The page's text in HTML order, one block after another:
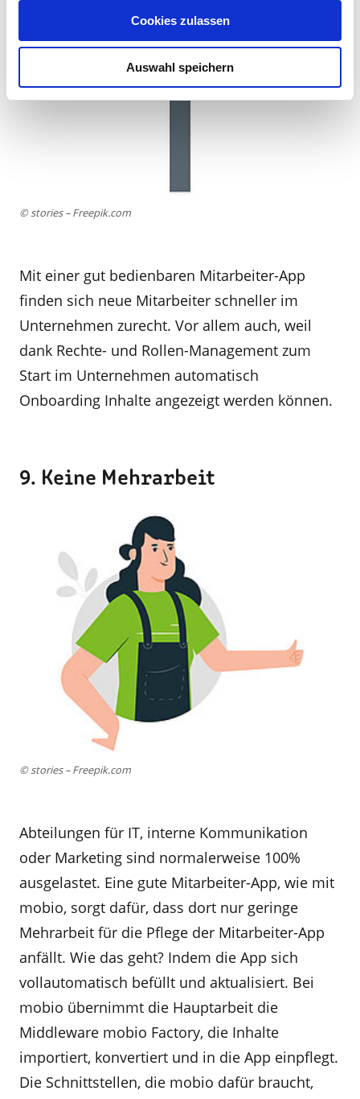
Cookies zulassen
Auswahl speichern
© stories – Freepik.com
Mit einer gut bedienbaren Mitarbeiter-App
finden sich neue Mitarbeiter schneller im
Unternehmen zurecht. Vor allem auch, weil
dank Rechte- und Rollen-Management zum
Start im Unternehmen automatisch
Onboarding Inhalte angezeigt werden können.
9. Keine Mehrarbeit
© stories – Freepik.com
Abteilungen für IT, interne Kommunikation
oder Marketing sind normalerweise 100%
ausgelastet. Eine gute Mitarbeiter-App, wie mit
mobio, sorgt dafür, dass dort nur geringe
Mehrarbeit für die Pflege der Mitarbeiter-App
anfällt. Wie das geht? Indem die App sich
vollautomatisch befüllt und aktualisiert. Bei
mobio übernimmt die Hauptarbeit die
Middleware mobio Factory, die Inhalte
importiert, konvertiert und in die App einpflegt.
Die Schnittstellen, die mobio dafür braucht,